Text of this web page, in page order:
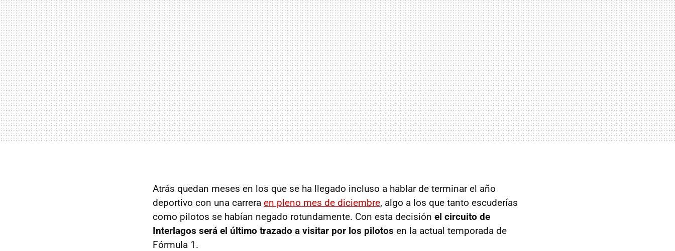
Atrás quedan meses en los que se ha llegado incluso a hablar de terminar el año
deportivo con una carrera en pleno mes de diciembre, algo a los que tanto escuderías
como pilotos se habían negado rotundamente. Con esta decisión el circuito de
Interlagos será el último trazado a visitar por los pilotos en la actual temporada de
Fórmula 1.